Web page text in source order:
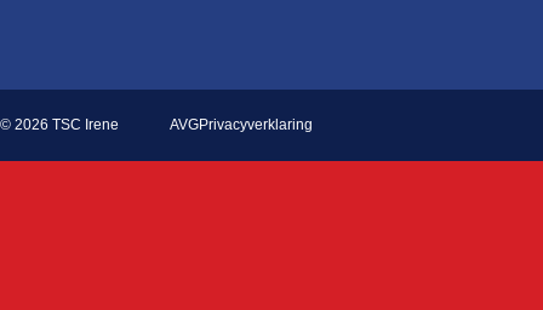
© 2026 TSC Irene AVGPrivacyverklaring